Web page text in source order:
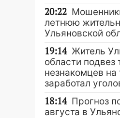
20:22
летнюю
Ульяновской
19:14 Житель
области подвез
незнакомцев на
заработал
18:14 Прогноз
августа в